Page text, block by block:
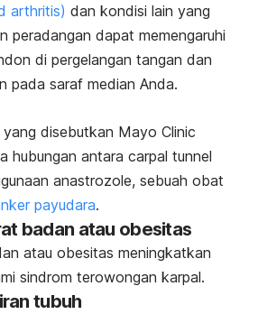
arthritis) dan kondisi lain yang
peradangan dapat memengaruhi
di pergelangan tangan dan
pada saraf median Anda.
disebutkan Mayo Clinic
hubungan antara carpal tunnel
anastrozole, sebuah obat
payudara.
badan atau obesitas
atau obesitas meningkatkan
sindrom terowongan karpal.
tubuh